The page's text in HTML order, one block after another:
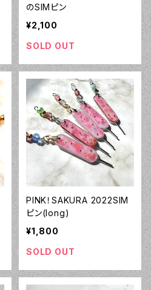
のSIMピン
¥2,100
SOLD OUT
PINK！SAKURA 2022SIM
ピン(long)
¥1,800
SOLD OUT